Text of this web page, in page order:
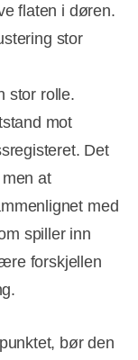
flaten i døren.
stor
stor rolle.
mot
Det
at
med
spiller inn
forskjellen
bør den